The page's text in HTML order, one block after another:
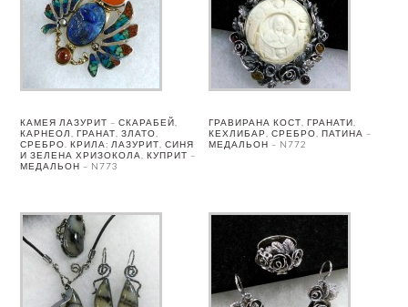
КАМЕЯ ЛАЗУРИТ – СКАРАБЕЙ,
КАРНЕОЛ, ГРАНАТ, ЗЛАТО,
СРЕБРО. КРИЛА: ЛАЗУРИТ, СИНЯ
И ЗЕЛЕНА ХРИЗОКОЛА, КУПРИТ –
МЕДАЛЬОН – N773
ГРАВИРАНА КОСТ, ГРАНАТИ,
КЕХЛИБАР, СРЕБРО, ПАТИНА –
МЕДАЛЬОН – N772